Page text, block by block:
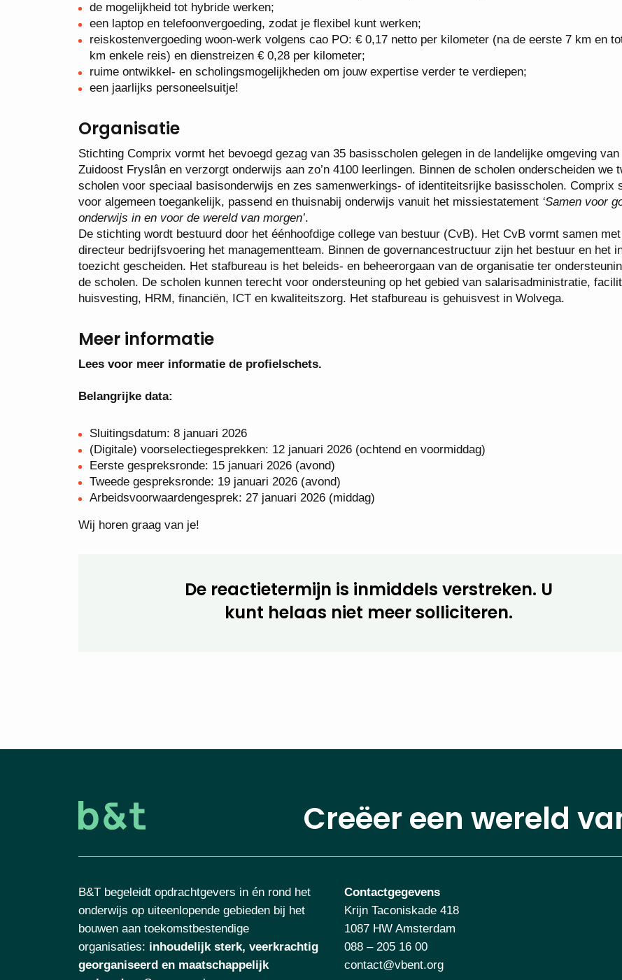
de mogelijkheid tot hybride werken;
een laptop en telefoonvergoeding, zodat je flexibel kunt werken;
reiskostenvergoeding woon-werk volgens cao PO: € 0,17 netto per kilometer (na de eerste 7 km en
km enkele reis) en dienstreizen € 0,28 per kilometer;
ruime ontwikkel- en scholingsmogelijkheden om jouw expertise verder te verdiepen;
een jaarlijks personeelsuitje!
Organisatie
Stichting Comprix vormt het bevoegd gezag van 35 basisscholen gelegen in de landelijke omgeving van
Zuidoost Fryslân en verzorgt onderwijs aan zo’n 4100 leerlingen. Binnen de scholen onderscheiden we
scholen voor speciaal basisonderwijs en zes samenwerkings- of identiteitsrijke basisscholen. Comprix
voor algemeen toegankelijk, passend en thuisnabij onderwijs vanuit het missiestatement ‘Samen voor
onderwijs in en voor de wereld van morgen’.
De stichting wordt bestuurd door het éénhoofdige college van bestuur (CvB). Het CvB vormt samen
directeur bedrijfsvoering het managementteam. Binnen de governancestructuur zijn het bestuur en het
toezicht gescheiden. Het stafbureau is het beleids- en beheerorgaan van de organisatie ter
de scholen. De scholen kunnen terecht voor ondersteuning op het gebied van salarisadministratie,
huisvesting, HRM, financiën, ICT en kwaliteitszorg. Het stafbureau is gehuisvest in Wolvega.
Meer informatie
Lees voor meer informatie de profielschets.
Belangrijke data:
Sluitingsdatum: 8 januari 2026
(Digitale) voorselectiegesprekken: 12 januari 2026 (ochtend en voormiddag)
Eerste gespreksronde: 15 januari 2026 (avond)
Tweede gespreksronde: 19 januari 2026 (avond)
Arbeidsvoorwaardengesprek: 27 januari 2026 (middag)
Wij horen graag van je!
De reactietermijn is inmiddels verstreken. U
kunt helaas niet meer solliciteren.
Creëer een wereld
B&T begeleidt opdrachtgevers in én rond het
onderwijs op uiteenlopende gebieden bij het
bouwen aan toekomstbestendige
organisaties: inhoudelijk sterk, veerkrachtig
georganiseerd en maatschappelijk
Contactgegevens
Krijn Taconiskade 418
1087 HW Amsterdam
088 – 205 16 00
contact@vbent.org